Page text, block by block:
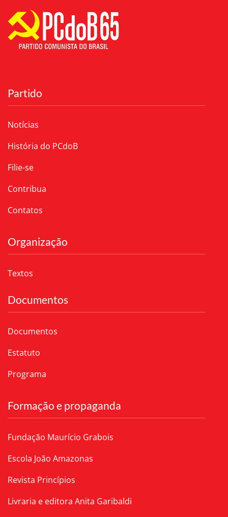
Partido
Notícias
História do PCdoB
Filie-se
Contribua
Contatos
Organização
Textos
Documentos
Documentos
Estatuto
Programa
Formação e propaganda
Fundação Maurício Grabois
Escola João Amazonas
Revista Princípios
Livraria e editora Anita Garibaldi